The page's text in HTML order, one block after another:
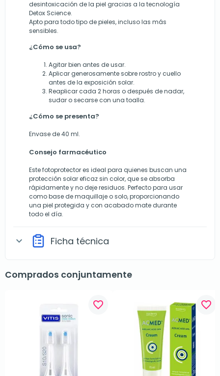
desintoxicación de la piel gracias a la tecnología
Detox Science.
Apto para todo tipo de pieles, incluso las más
sensibles.
¿Cómo se usa?
Agitar bien antes de usar.
Aplicar generosamente sobre rostro y cuello
antes de la exposición solar.
Reaplicar cada 2 horas o después de nadar,
sudar o secarse con una toalla.
¿Cómo se presenta?
Envase de 40 ml.
Consejo farmacéutico
Este fotoprotector es ideal para quienes buscan una
protección solar eficaz sin color, que se absorba
rápidamente y no deje residuos. Perfecto para usar
como base de maquillaje o solo, proporcionando
una piel protegida y con acabado mate durante
todo el día.
expand_more Ficha técnica
Comprados conjuntamente
favorite_border favorite_border